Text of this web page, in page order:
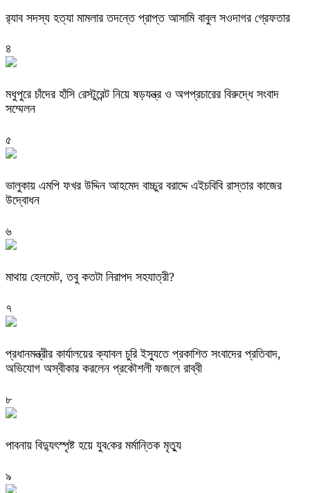
র‌্যাব সদস্য হত্যা মামলার তদন্তে প্রাপ্ত আসামি বাবুল সওদাগর গ্রেফতার
৪
মধুপুরে চাঁদের হাঁসি রেস্টুরেন্ট নিয়ে ষড়যন্ত্র ও অপপ্রচারের বিরুদ্ধে সংবাদ
সম্মেলন
৫
ভালুকায় এমপি ফখর উদ্দিন আহমেদ বাচ্চুর বরাদ্দে এইচবিবি রাস্তার কাজের
উদ্বোধন
৬
মাথায় হেলমেট, তবু কতটা নিরাপদ সহযাত্রী?
৭
প্রধানমন্ত্রীর কার্যালয়ের ক্যাবল চুরি ইস্যুতে প্রকাশিত সংবাদের প্রতিবাদ,
অভিযোগ অস্বীকার করলেন প্রকৌশলী ফজলে রাব্বী
৮
পাবনায় বিদ্যুৎস্পৃষ্ট হয়ে যুব‌কের মর্মান্তিক মৃত্যু
৯